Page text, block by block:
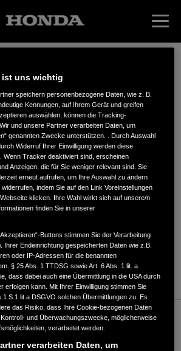
,Meßstetten
ANFORDERN
ist uns wichtig
speichern personenbezogene Daten, wie z. B.
Kennungen, auf Ihrem Gerät und greifen
auswählen, können die Tracking-
und unsere Partner verarbeiten Daten, um
genannten Zwecke unterstützen. . Durch Auswahl
Widerruf Ihrer Einwilligung werden diese
Wenn Tracker deaktiviert sind, erscheinen
Anzeigen, die für Sie weniger relevant sind. Sie
erneut aufrufen, um Ihre Auswahl zu ändern
indem Sie auf den Link Voreinstellungen
klicken. Ihre Wahl wirkt sich auf unsere/n
finden Sie in unserer
Buttons stimmen Sie der Verarbeitung
Ihrer Endeinrichtung gespeicherten Daten wie z.B.
oder IP-Adressen für die benannten
§ 25 Abs. 1 TTDSG sowie Art. 6 Abs. 1 lit. a
dass dabei auch eine Übermittlung in die USA durch
erfolgen kann. Mit Ihrer Einwilligung stimmen Sie
S.1 lit.a DSGVO solchen Übermittlungen zu. Es
das Risiko, dass Ihre Cookie-bezogenen Daten
und Überwachungszwecke, möglicherweise
verarbeitet werden.
verarbeiten Daten, um